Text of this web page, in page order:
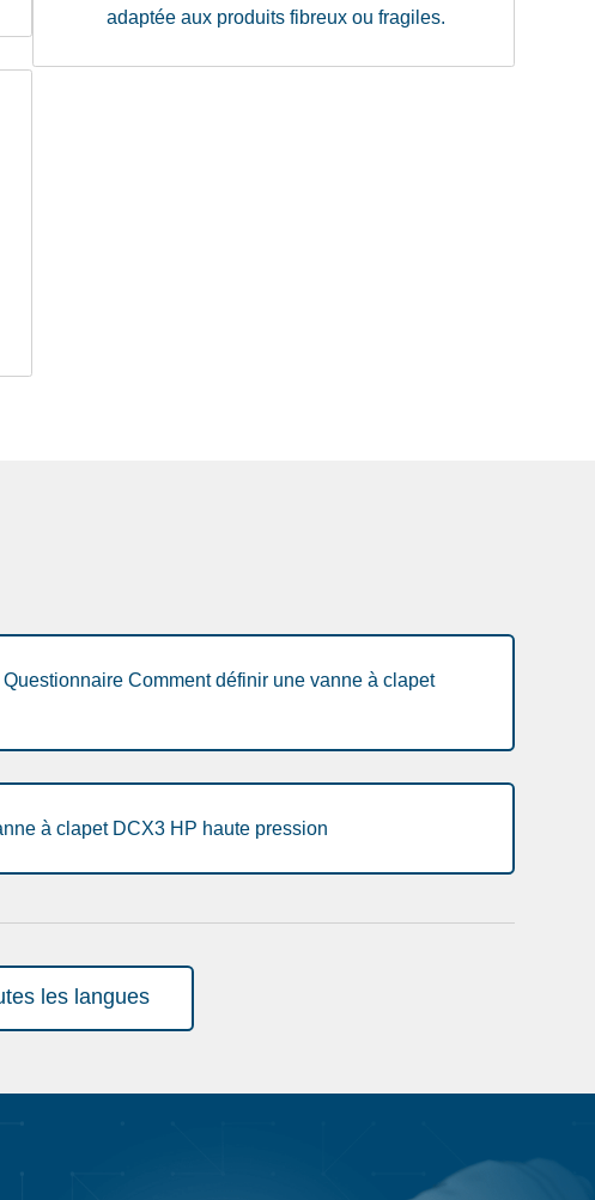
adaptée aux produits fibreux ou fragiles.
Questionnaire Comment définir une vanne à clapet
à clapet DCX3 HP haute pression
les langues